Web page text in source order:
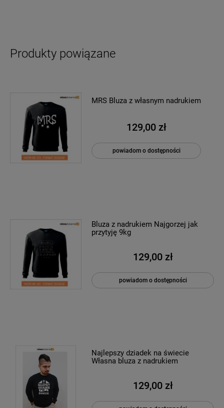
Produkty powiązane
MRS Bluza z własnym nadrukiem
129,00 zł
powiadom o dostępności
Bluza z nadrukiem Najgorzej jak
przytyję 9kg
129,00 zł
powiadom o dostępności
Najlepszy dziadek na świecie
Własna bluza z nadrukiem
129,00 zł